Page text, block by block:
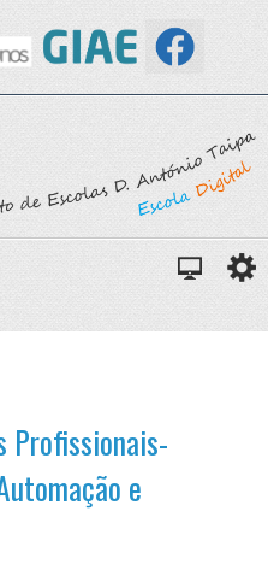
Profissionais-
e